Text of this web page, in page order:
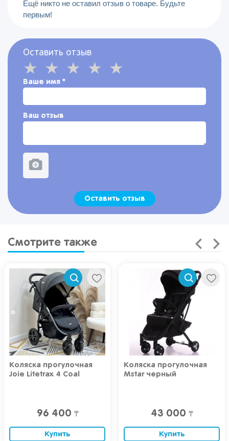
Ещё никто не оставил отзыв о товаре. Будьте
первым!
Оставить отзыв
Ваше имя *
Ваш отзыв
Оставить отзыв
Смотрите также
Коляска прогулочная
Joie Litetrax 4 Coal
96 400 ₸
Купить
Коляска прогулочная
Mstar черный
43 000 ₸
Купить